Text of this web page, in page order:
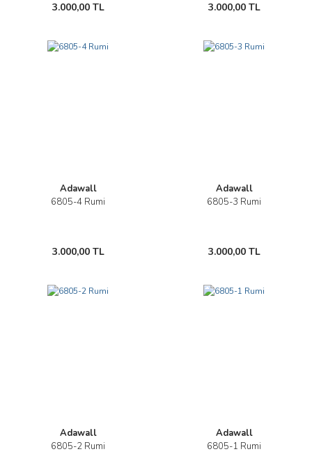
3.000,00 TL 3.000,00 TL
Adawall
6805-4 Rumi
3.000,00 TL
Adawall
6805-3 Rumi
3.000,00 TL
Adawall
6805-2 Rumi
Adawall
6805-1 Rumi